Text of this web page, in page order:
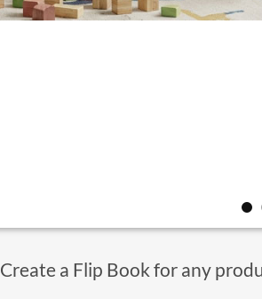
Create a Flip Book for any